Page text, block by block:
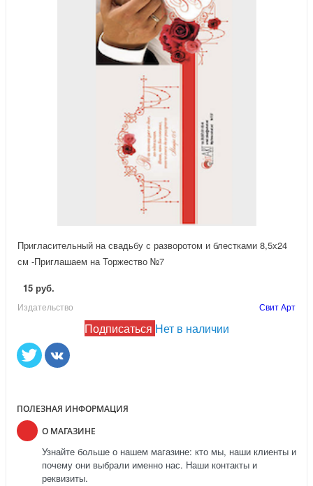
Пригласительный на свадьбу с разворотом и блестками 8,5х24
см -Приглашаем на Торжество №7
15 руб.
Издательство Свит Арт
Подписаться Нет в наличии
ПОЛЕЗНАЯ ИНФОРМАЦИЯ
О МАГАЗИНЕ
Узнайте больше о нашем магазине: кто мы, наши клиенты и
почему они выбрали именно нас. Наши контакты и
реквизиты.